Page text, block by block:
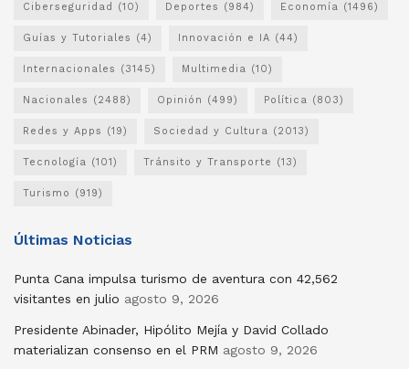
Ciberseguridad (10) Deportes (984) Economía (1496)
Guías y Tutoriales (4) Innovación e IA (44)
Internacionales (3145) Multimedia (10)
Nacionales (2488) Opinión (499) Política (803)
Redes y Apps (19) Sociedad y Cultura (2013)
Tecnología (101) Tránsito y Transporte (13)
Turismo (919)
Últimas Noticias
Punta Cana impulsa turismo de aventura con 42,562
visitantes en julio agosto 9, 2026
Presidente Abinader, Hipólito Mejía y David Collado
materializan consenso en el PRM agosto 9, 2026